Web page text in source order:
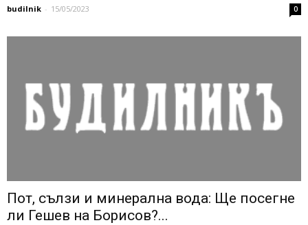
budilnik - 15/05/2023 0
Пот, сълзи и минерална вода: Ще посегне
ли Гешев на Борисов?...